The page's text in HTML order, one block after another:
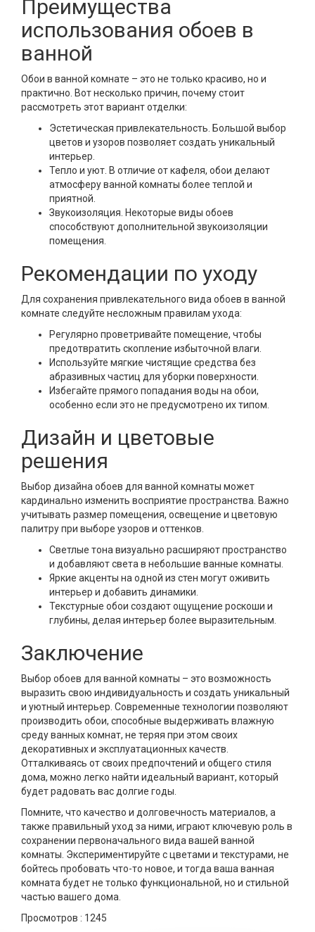
Преимущества
использования обоев в
ванной
Обои в ванной комнате – это не только красиво, но и
практично. Вот несколько причин, почему стоит
рассмотреть этот вариант отделки:
Эстетическая привлекательность. Большой выбор
цветов и узоров позволяет создать уникальный
интерьер.
Тепло и уют. В отличие от кафеля, обои делают
атмосферу ванной комнаты более теплой и
приятной.
Звукоизоляция. Некоторые виды обоев
способствуют дополнительной звукоизоляции
помещения.
Рекомендации по уходу
Для сохранения привлекательного вида обоев в ванной
комнате следуйте несложным правилам ухода:
Регулярно проветривайте помещение, чтобы
предотвратить скопление избыточной влаги.
Используйте мягкие чистящие средства без
абразивных частиц для уборки поверхности.
Избегайте прямого попадания воды на обои,
особенно если это не предусмотрено их типом.
Дизайн и цветовые
решения
Выбор дизайна обоев для ванной комнаты может
кардинально изменить восприятие пространства. Важно
учитывать размер помещения, освещение и цветовую
палитру при выборе узоров и оттенков.
Светлые тона визуально расширяют пространство
и добавляют света в небольшие ванные комнаты.
Яркие акценты на одной из стен могут оживить
интерьер и добавить динамики.
Текстурные обои создают ощущение роскоши и
глубины, делая интерьер более выразительным.
Заключение
Выбор обоев для ванной комнаты – это возможность
выразить свою индивидуальность и создать уникальный
и уютный интерьер. Современные технологии позволяют
производить обои, способные выдерживать влажную
среду ванных комнат, не теряя при этом своих
декоративных и эксплуатационных качеств.
Отталкиваясь от своих предпочтений и общего стиля
дома, можно легко найти идеальный вариант, который
будет радовать вас долгие годы.
Помните, что качество и долговечность материалов, а
также правильный уход за ними, играют ключевую роль в
сохранении первоначального вида вашей ванной
комнаты. Экспериментируйте с цветами и текстурами, не
бойтесь пробовать что-то новое, и тогда ваша ванная
комната будет не только функциональной, но и стильной
частью вашего дома.
Просмотров : 1245